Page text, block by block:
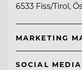
6533 Fiss/Tirol,
MARKETING
SOCIAL